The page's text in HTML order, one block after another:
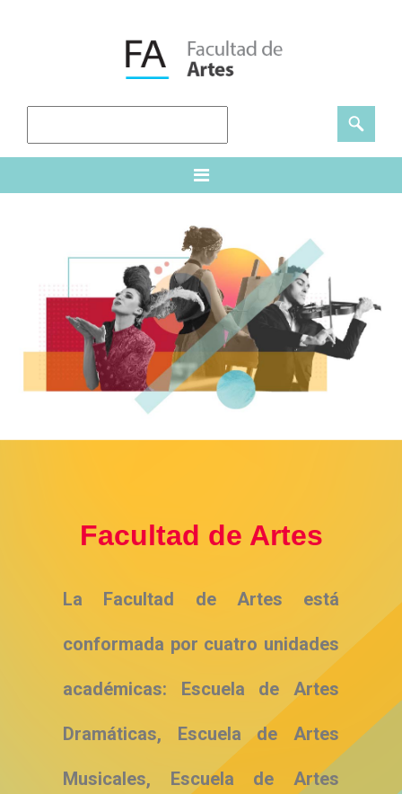
Facultad de Artes
La Facultad de Artes está
conformada por cuatro unidades
académicas: Escuela de Artes
Dramáticas, Escuela de Artes
Musicales, Escuela de Artes